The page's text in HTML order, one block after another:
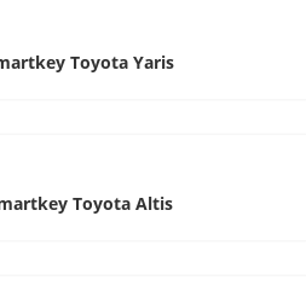
Toyota Yaris
Toyota Altis